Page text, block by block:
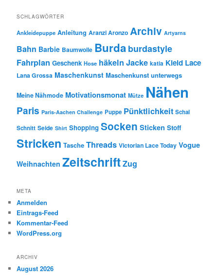
SCHLAGWÖRTER
Ankleidepuppe Anleitung Aranzi Aronzo Archiv Artyarns
Bahn Barbie Baumwolle Burda burdastyle
Fahrplan Geschenk Hose häkeln Jacke katia Kleid Lace
Lana Grossa Maschenkunst Maschenkunst unterwegs
Meine Nähmode Motivationsmonat Mütze Nähen
Paris Paris-Aachen Challenge Puppe Pünktlichkeit Schal
Schnitt Seide Shirt Shopping Socken Sticken Stoff
Stricken Tasche Threads Victorian Lace Today Vogue
Weihnachten ZeitschriftZug
META
Anmelden
Eintrags-Feed
Kommentar-Feed
WordPress.org
ARCHIV
August 2026